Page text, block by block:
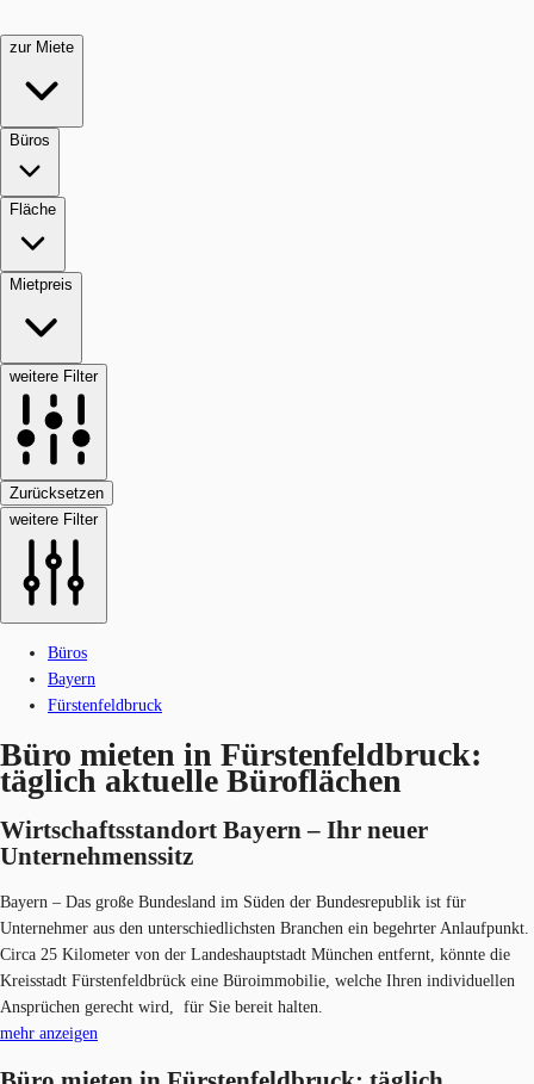
zur Miete
Büros
Fläche
Mietpreis
weitere Filter
Zurücksetzen
weitere Filter
Büros
Bayern
Fürstenfeldbruck
Büro mieten in Fürstenfeldbruck:
täglich aktuelle Büroflächen
Wirtschaftsstandort Bayern – Ihr neue​r
Unternehmenssitz
Bayern – Das große Bundesland im Süden der Bundesrepublik ist für
Unternehmer aus den unterschiedlichsten Branchen ein begehrter Anlaufpunkt.
Circa 25 Kilometer von der Landeshauptstadt München entfernt, könnte die
Kreisstadt Fürstenfeldbrück eine Büroimmobilie, welche Ihren individuellen
Ansprüchen gerecht wird, für Sie bereit halten.
mehr anzeigen